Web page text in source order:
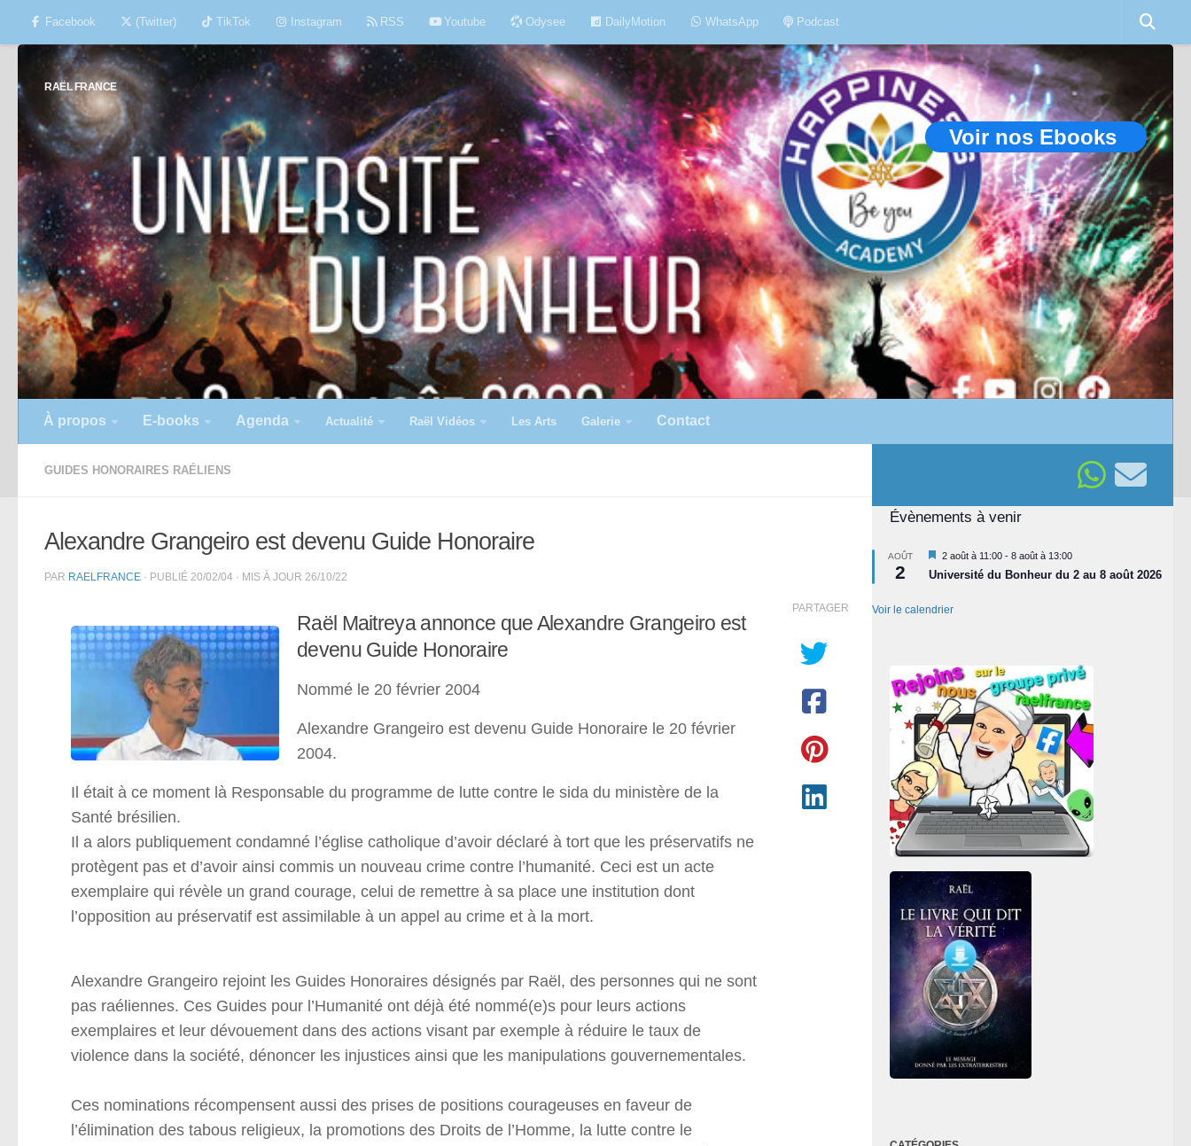
Skip to content
Facebook (Twitter) TikTok Instagram RSS Youtube Odysee DailyMotion WhatsApp Podcast
RAËL FRANCE
Voir nos Ebooks
À propos E-books Agenda Actualité Raël Vidéos Les Arts Galerie Contact
GUIDES HONORAIRES RAÉLIENS
Alexandre Grangeiro est devenu Guide Honoraire
PAR RAELFRANCE · PUBLIÉ 20/02/04 · MIS À JOUR 26/10/22
Raël Maitreya annonce que Alexandre Grangeiro est
devenu Guide Honoraire
Nommé le 20 février 2004
Alexandre Grangeiro est devenu Guide Honoraire le 20 février
2004.
Il était à ce moment là Responsable du programme de lutte contre le sida du ministère de la
Santé brésilien.
Il a alors publiquement condamné l’église catholique d’avoir déclaré à tort que les préservatifs ne
protègent pas et d’avoir ainsi commis un nouveau crime contre l’humanité. Ceci est un acte
exemplaire qui révèle un grand courage, celui de remettre à sa place une institution dont
l’opposition au préservatif est assimilable à un appel au crime et à la mort.
Alexandre Grangeiro rejoint les Guides Honoraires désignés par Raël, des personnes qui ne sont
pas raéliennes. Ces Guides pour l’Humanité ont déjà été nommé(e)s pour leurs actions
exemplaires et leur dévouement dans des actions visant par exemple à réduire le taux de
violence dans la société, dénoncer les injustices ainsi que les manipulations gouvernementales.
Ces nominations récompensent aussi des prises de positions courageuses en faveur de
l’élimination des tabous religieux, la promotions des Droits de l’Homme, la lutte contre le
PARTAGER
Évènements à venir
AOÛT
2
Mis
en
avant
2 août à 11:00 - 8 août à 13:00
Université du Bonheur du 2 au 8 août 2026
Voir le calendrier